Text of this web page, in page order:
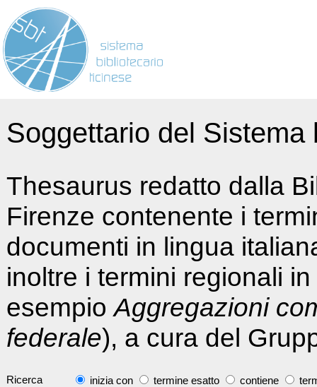
Soggettario del
Thesaurus redatto dalla
Firenze contenente i
documenti in lingua
inoltre i termini regionali
esempioAggregazioni
federale), a cura del
Ricerca inizia con termine esatto contiene